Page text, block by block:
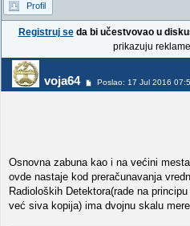
Profil
Registruj seda bi učestvovao u
prikazuju
voja64 Poslao: 17 Jul 2016
Osnovna zabuna kao i na većini
ovde nastaje kod preračunavanja
Radioloških Detektora(rade na
već siva kopija) ima dvojnu skalu